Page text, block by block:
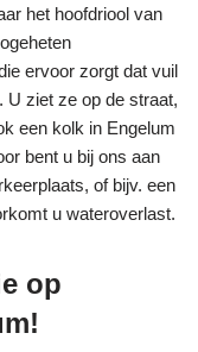
het hoofdriool van
ervoor zorgt dat vuil
U ziet ze op de straat,
een kolk in Engelum
bent u bij ons aan
of bijv. een
u wateroverlast.
op